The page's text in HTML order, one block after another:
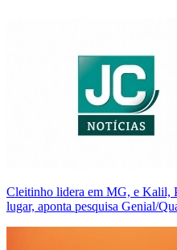
Cleitinho lidera em MG, e Kalil,
lugar, aponta pesquisa Genial/